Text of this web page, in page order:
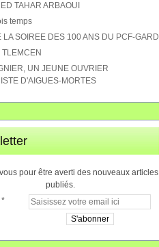
TAHAR ARBAOUI
temps
LA SOIREE DES 100 ANS DU PCF-GARD
UN JEUNE OUVRIER
D'AIGUES-MORTES
pour être averti des nouveaux articles
publiés.